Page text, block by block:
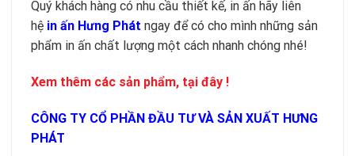
Quý khách hàng có nhu cầu thiết kế, in ấn hãy liên
hệ in ấn Hưng Phát ngay để có cho mình những sản
phẩm in ấn chất lượng một cách nhanh chóng nhé!
Xem thêm các sản phẩm, tại đây !
CÔNG TY CỔ PHẦN ĐẦU TƯ VÀ SẢN XUẤT HƯNG
PHÁT